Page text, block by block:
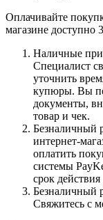
Оплачивайте
магазине доступно
Наличные при
Специалист
уточнить
купюры. Вы
документы,
товар и чек.
Безналичный
интернет-
оплатить
системы
срок
Безналичный
Свяжитесь с